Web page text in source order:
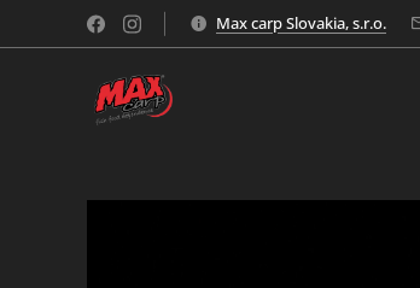
Max carp Slovakia, s.r.o.